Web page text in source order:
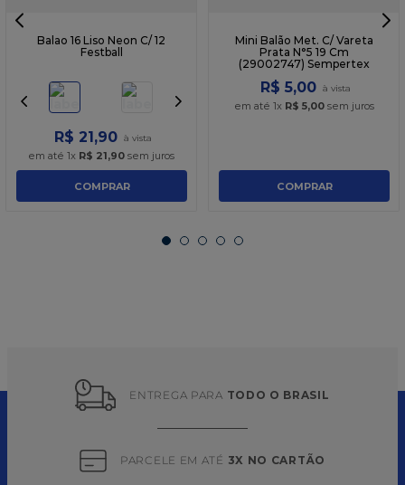
Balao 16 Liso Neon C/ 12
Festball
R$ 21 ,90
em até 1x R$ 21,90 sem juros
COMPRAR
Mini Balão Met. C/ Vareta
Prata N°5 19 Cm
(29002747) Sempertex
R$ 5,00
em até 1x R$ 5,00sem juros
COMPRAR
ENTREGA PARA TODO O BRASIL
PARCELE EM ATÉ 3X NO CARTÃO